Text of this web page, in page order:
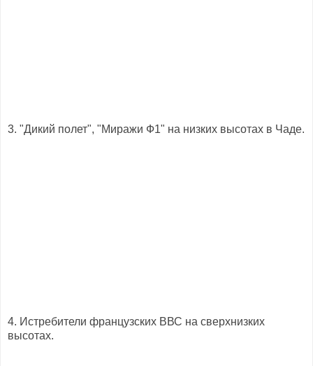
3. "Дикий полет", "Миражи Ф1" на низких высотах в Чаде.
4. Истребители французских ВВС на сверхнизких
высотах.